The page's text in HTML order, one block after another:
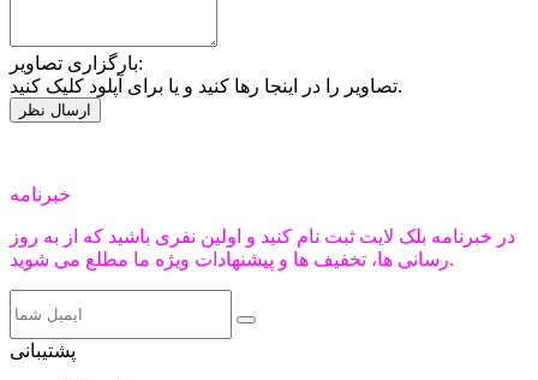
بارگزاری تصاویر:
تصاویر را در اینجا رها کنید و یا برای آپلود کلیک کنید.
خبرنامه
در خبرنامه بلک لایت ثبت نام کنید و اولین نفری باشید که از به روز
رسانی ها، تخفیف ها و پیشنهادات ویژه ما مطلع می شوید.
پشتیبانی